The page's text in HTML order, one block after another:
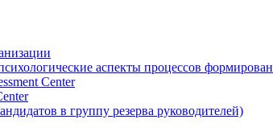
аспекты процессов
Center
в группу резерва руководителей)